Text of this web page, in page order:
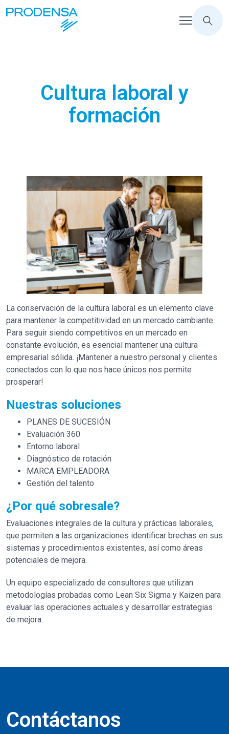
Cultura laboral y
formación
La conservación de la cultura laboral es un elemento clave
para mantener la competitividad en un mercado cambiante.
Para seguir siendo competitivos en un mercado en
constante evolución, es esencial mantener una cultura
empresarial sólida. ¡Mantener a nuestro personal y clientes
conectados con lo que nos hace únicos nos permite
prosperar!
Nuestras soluciones
PLANES DE SUCESIÓN
Evaluación 360
Entorno laboral
Diagnóstico de rotación
MARCA EMPLEADORA
Gestión del talento
¿Por qué sobresale?
Evaluaciones integrales de la cultura y prácticas laborales,
que permiten a las organizaciones identificar brechas en sus
sistemas y procedimientos existentes, así como áreas
potenciales de mejora.
Un equipo especializado de consultores que utilizan
metodologías probadas como Lean Six Sigma y Kaizen para
evaluar las operaciones actuales y desarrollar estrategias
de mejora.
Contáctanos